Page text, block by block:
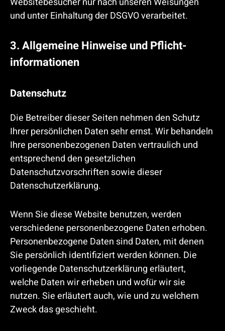
und unter Einhaltung der DSGVO verarbeitet.
3. Allgemeine Hinweise und Pflicht­
informationen
Datenschutz
Die Betreiber dieser Seiten nehmen den Schutz
Ihrer persönlichen Daten sehr ernst. Wir behandeln
Ihre personenbezogenen Daten vertraulich und
entsprechend den gesetzlichen
Datenschutzvorschriften sowie dieser
Datenschutzerklärung.
Wenn Sie diese Website benutzen, werden
verschiedene personenbezogene Daten erhoben.
Personenbezogene Daten sind Daten, mit denen
Sie persönlich identifiziert werden können. Die
vorliegende Datenschutzerklärung erläutert,
welche Daten wir erheben und wofür wir sie
nutzen. Sie erläutert auch, wie und zu welchem
Zweck das geschieht.